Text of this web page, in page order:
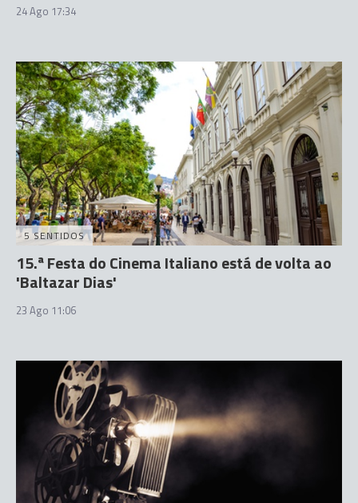
24 Ago 17:34
5 SENTIDOS
15.ª Festa do Cinema Italiano está de volta ao
'Baltazar Dias'
23 Ago 11:06